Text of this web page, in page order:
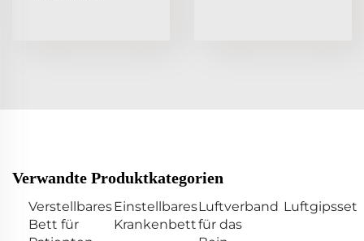
Verwandte Produktkategorien
Verstellbares
Bett für
Einstellbares
Krankenbett
Luftverband
für das
Luftgipsset